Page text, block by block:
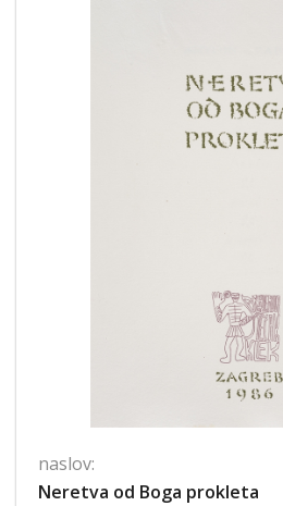
naslov:
Neretva od Boga prokleta